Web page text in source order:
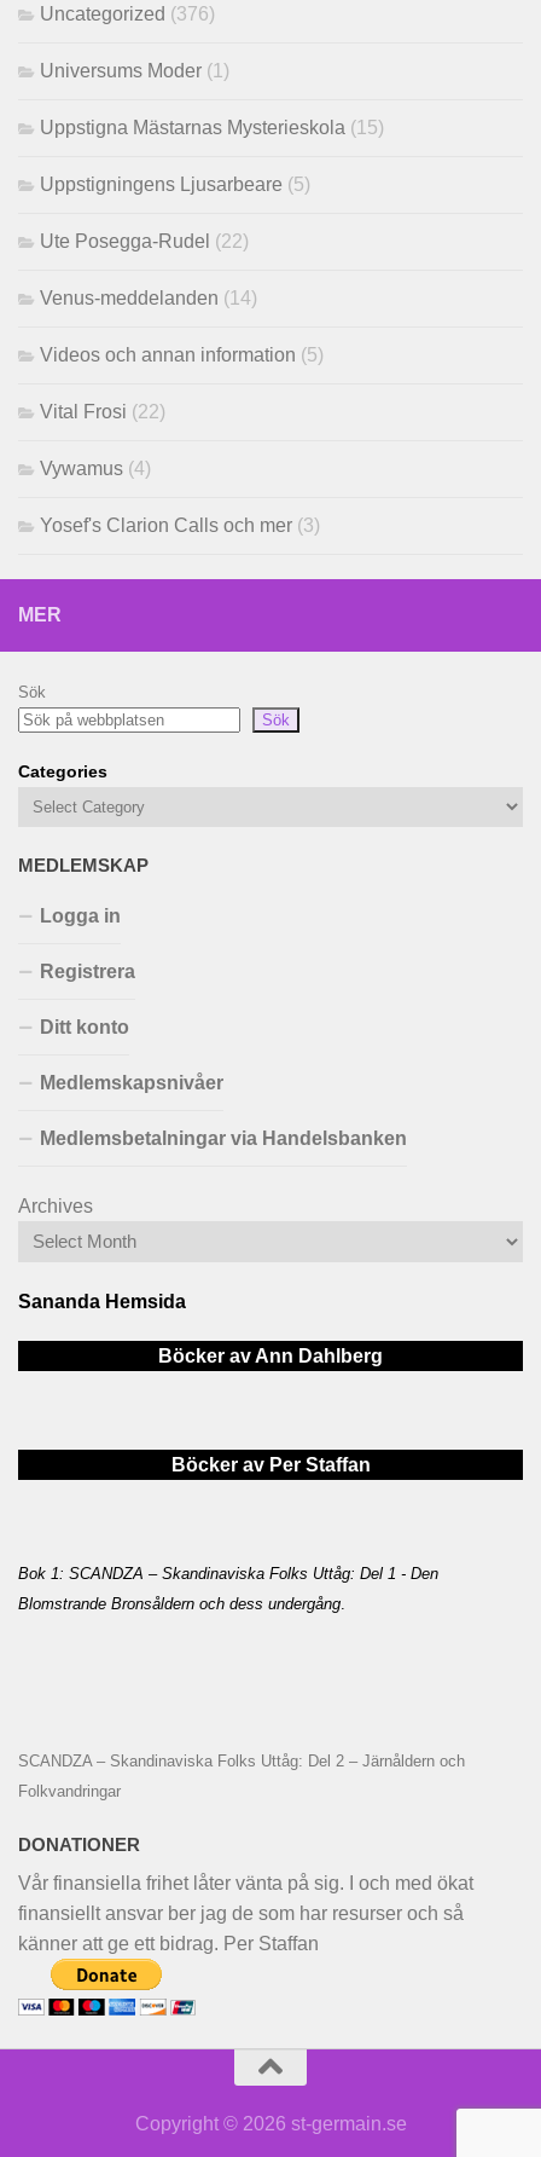
Uncategorized (376)
Universums Moder (1)
Uppstigna Mästarnas Mysterieskola (15)
Uppstigningens Ljusarbeare (5)
Ute Posegga-Rudel (22)
Venus-meddelanden (14)
Videos och annan information (5)
Vital Frosi (22)
Vywamus (4)
Yosef's Clarion Calls och mer (3)
MER
Sök
Sök
Categories
MEDLEMSKAP
Logga in
Registrera
Ditt konto
Medlemskapsnivåer
Medlemsbetalningar via Handelsbanken
Archives
Sananda Hemsida
Böcker av Ann Dahlberg
Böcker av Per Staffan
Bok 1: SCANDZA – Skandinaviska Folks Uttåg: Del 1 - Den
Blomstrande Bronsåldern och dess undergång.
SCANDZA – Skandinaviska Folks Uttåg: Del 2 – Järnåldern och
Folkvandringar
DONATIONER
Vår finansiella frihet låter vänta på sig. I och med ökat
finansiellt ansvar ber jag de som har resurser och så
känner att ge ett bidrag. Per Staffan
Copyright © 2026 st-germain.se